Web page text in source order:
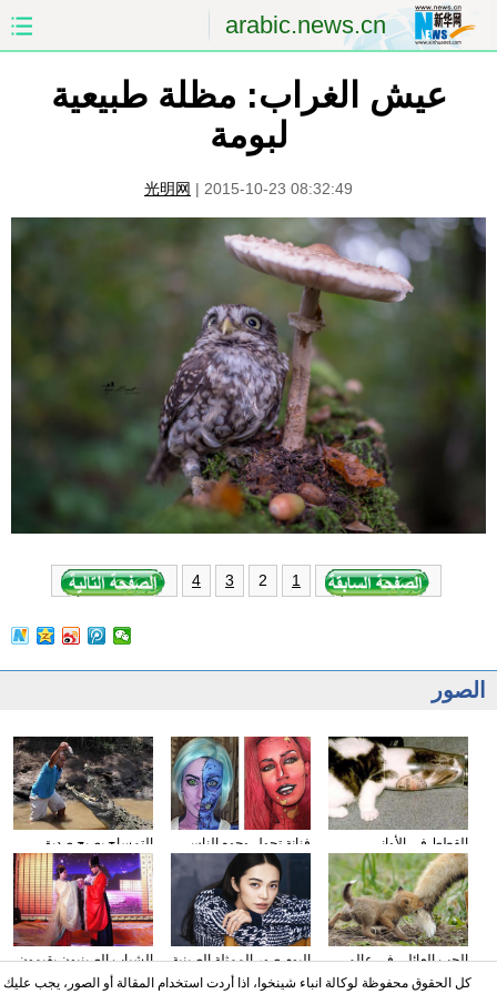
arabic.news.cn
الصفحة الأولى
الاقتصاد
الثقافة والتعليم
السياحة والبيئة
مؤتمر صحفى للخارجية
عيش الغراب: مظلة طبيعية
لبومة
光明网 | 2015-10-23 08:32:49
1
2
3
4
الصور
التمساح يصبح صديق
الناس في كوستا ريكا
فنانة تحول وجوه الناس
إلى الشخصيات الكرتونية
باستخدام الماكياج
القطط في الأواني
الزجاجية
الشباب الصينيون يقيمون
حفل الزفاف وفقا لطريقة
البوم صور الممثلة الصينية
ياو تشن على مجلة
الحب العائلي في عالم
الحيوان
كل الحقوق محفوظة لوكالة انباء شينخوا، اذا أردت استخدام المقالة أو الصور، يجب عليك